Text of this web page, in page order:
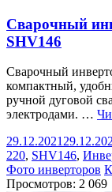
Сварочный
SHV146
Сварочный
компактный,
ручной дуговой
электродами. …
29.12.2021
220, SHV146,
Фото инверторов
Просмотров: 2 069